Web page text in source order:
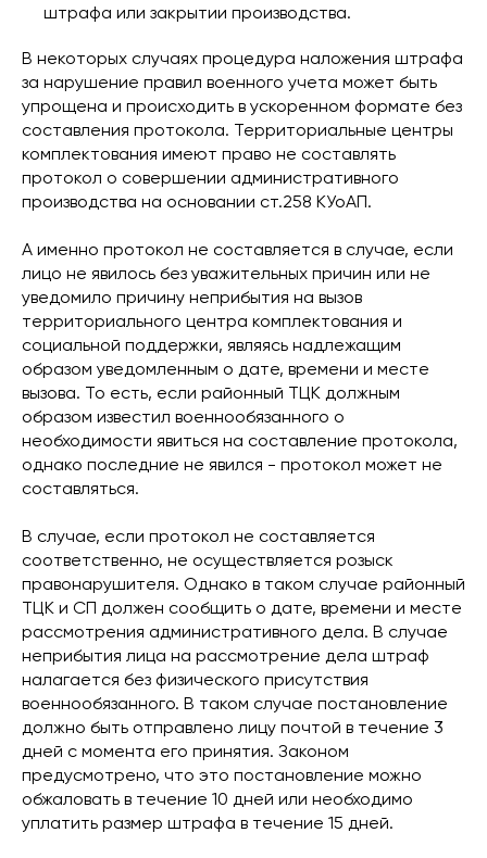
штрафа или закрытии производства.
В некоторых случаях процедура наложения штрафа
за нарушение правил военного учета может быть
упрощена и происходить в ускоренном формате без
составления протокола. Территориальные центры
комплектования имеют право не составлять
протокол о совершении административного
производства на основании ст.258 КУоАП.
А именно протокол не составляется в случае, если
лицо не явилось без уважительных причин или не
уведомило причину неприбытия на вызов
территориального центра комплектования и
социальной поддержки, являясь надлежащим
образом уведомленным о дате, времени и месте
вызова. То есть, если районный ТЦК должным
образом известил военнообязанного о
необходимости явиться на составление протокола,
однако последние не явился - протокол может не
составляться.
В случае, если протокол не составляется
соответственно, не осуществляется розыск
правонарушителя. Однако в таком случае районный
ТЦК и СП должен сообщить о дате, времени и месте
рассмотрения административного дела. В случае
неприбытия лица на рассмотрение дела штраф
налагается без физического присутствия
военнообязанного. В таком случае постановление
должно быть отправлено лицу почтой в течение 3
дней с момента его принятия. Законом
предусмотрено, что это постановление можно
обжаловать в течение 10 дней или необходимо
уплатить размер штрафа в течение 15 дней.